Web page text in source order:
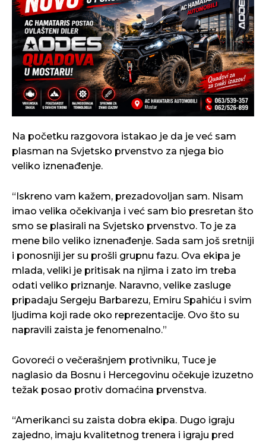
Na početku razgovora istakao je da je već sam
plasman na Svjetsko prvenstvo za njega bio
veliko iznenađenje.
“Iskreno vam kažem, prezadovoljan sam. Nisam
imao velika očekivanja i već sam bio presretan što
smo se plasirali na Svjetsko prvenstvo. To je za
mene bilo veliko iznenađenje. Sada sam još sretniji
i ponosniji jer su prošli grupnu fazu. Ova ekipa je
mlada, veliki je pritisak na njima i zato im treba
odati veliko priznanje. Naravno, velike zasluge
pripadaju Sergeju Barbarezu, Emiru Spahiću i svim
ljudima koji rade oko reprezentacije. Ovo što su
napravili zaista je fenomenalno.”
Govoreći o večerašnjem protivniku, Tuce je
naglasio da Bosnu i Hercegovinu očekuje izuzetno
težak posao protiv domaćina prvenstva.
“Amerikanci su zaista dobra ekipa. Dugo igraju
zajedno, imaju kvalitetnog trenera i igraju pred